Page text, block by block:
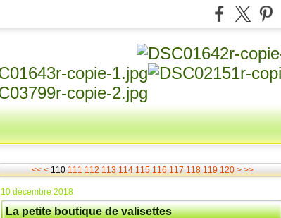
<< <100
110 111 112 113 114 115 116 117 118 119 120130
140
150
160
170
180
190
200
300
400
500
> >>
10 décembre 2018
La petite boutique de valisettes